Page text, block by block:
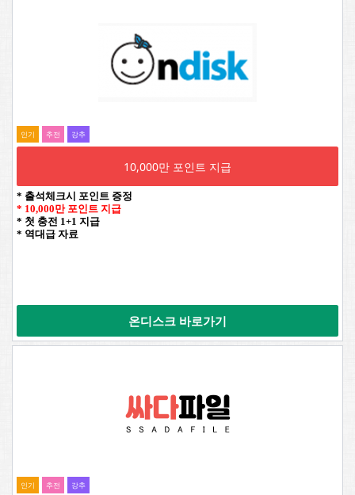
인기 추전 강추
10,000만 포인트 지급
* 출석체크시 포인트 증정
* 10,000만 포인트 지급
* 첫 충전 1+1 지급
* 역대급 자료
온디스크 바로가기
인기 추전 강추